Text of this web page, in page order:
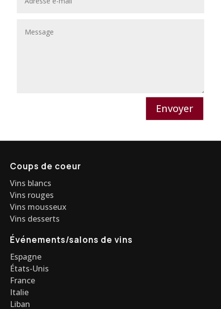
Envoyer
Coups de coeur
Vins blancs
Vins rouges
Vins mousseux
Vins desserts
Événements/salons de vins
Espagne
États-Unis
France
Italie
Liban